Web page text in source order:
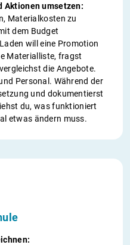
Aktionen umsetzen:
Materialkosten zu
dem Budget
will eine Promotion
Materialliste, fragst
die Angebote.
Personal. Während der
und dokumentierst
du, was funktioniert
etwas ändern muss.